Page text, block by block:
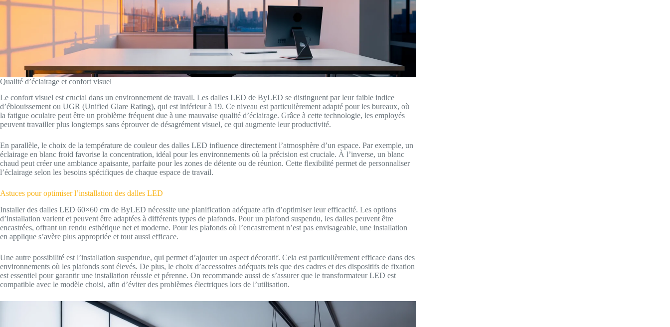
Qualité d’éclairage et confort visuel
Le confort visuel est crucial dans un environnement de travail. Les dalles LED de ByLED se distinguent par leur faible indice
d’éblouissement ou UGR (Unified Glare Rating), qui est inférieur à 19. Ce niveau est particulièrement adapté pour les bureaux, où
la fatigue oculaire peut être un problème fréquent due à une mauvaise qualité d’éclairage. Grâce à cette technologie, les employés
peuvent travailler plus longtemps sans éprouver de désagrément visuel, ce qui augmente leur productivité.
En parallèle, le choix de la température de couleur des dalles LED influence directement l’atmosphère d’un espace. Par exemple, un
éclairage en blanc froid favorise la concentration, idéal pour les environnements où la précision est cruciale. À l’inverse, un blanc
chaud peut créer une ambiance apaisante, parfaite pour les zones de détente ou de réunion. Cette flexibilité permet de personnaliser
l’éclairage selon les besoins spécifiques de chaque espace de travail.
Astuces pour optimiser l’installation des dalles LED
Installer des dalles LED 60×60 cm de ByLED nécessite une planification adéquate afin d’optimiser leur efficacité. Les options
d’installation varient et peuvent être adaptées à différents types de plafonds. Pour un plafond suspendu, les dalles peuvent être
encastrées, offrant un rendu esthétique net et moderne. Pour les plafonds où l’encastrement n’est pas envisageable, une installation
en applique s’avère plus appropriée et tout aussi efficace.
Une autre possibilité est l’installation suspendue, qui permet d’ajouter un aspect décoratif. Cela est particulièrement efficace dans des
environnements où les plafonds sont élevés. De plus, le choix d’accessoires adéquats tels que des cadres et des dispositifs de fixation
est essentiel pour garantir une installation réussie et pérenne. On recommande aussi de s’assurer que le transformateur LED est
compatible avec le modèle choisi, afin d’éviter des problèmes électriques lors de l’utilisation.